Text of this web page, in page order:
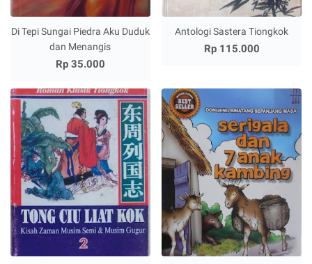
Di Tepi Sungai Piedra Aku Duduk
dan Menangis
Rp 35.000
Antologi Sastera Tiongkok
Rp 115.000